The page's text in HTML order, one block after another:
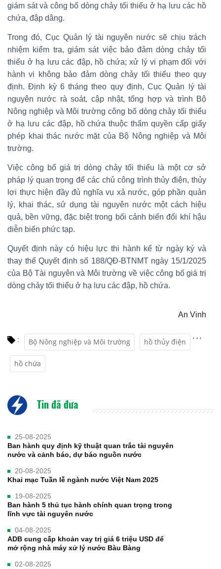
giám sát và công bố dòng chảy tối thiểu ở hạ lưu các hồ
chứa, đập dâng.
Trong đó, Cục Quản lý tài nguyên nước sẽ chịu trách
nhiệm kiểm tra, giám sát việc bảo đảm dòng chảy tối
thiểu ở hạ lưu các đập, hồ chứa; xử lý vi phạm đối với
hành vi không bảo đảm dòng chảy tối thiểu theo quy
định. Định kỳ 6 tháng theo quy định, Cục Quản lý tài
nguyên nước rà soát, cập nhật, tổng hợp và trình Bộ
Nông nghiệp và Môi trường công bố dòng chảy tối thiểu
ở hạ lưu các đập, hồ chứa thuộc thẩm quyền cấp giấy
phép khai thác nước mặt của Bộ Nông nghiệp và Môi
trường.
Việc công bố giá trị dòng chảy tối thiểu là một cơ sở
pháp lý quan trọng để các chủ công trình thủy điện, thủy
lợi thực hiện đầy đủ nghĩa vụ xả nước, góp phần quản
lý, khai thác, sử dụng tài nguyên nước một cách hiệu
quả, bền vững, đặc biệt trong bối cảnh biến đổi khí hậu
diễn biến phức tạp.
Quyết định này có hiệu lực thi hành kể từ ngày ký và
thay thế Quyết định số 188/QĐ-BTNMT ngày 15/1/2025
của Bộ Tài nguyên và Môi trường về việc công bố giá trị
dòng chảy tối thiểu ở hạ lưu các đập, hồ chứa.
An Vinh
: Bộ Nông nghiệp và Môi trường
,
hồ thủy điện
,
hồ chứa
,
Tin đã đưa
25-08-2025
Ban hành quy định kỹ thuật quan trắc tài nguyên
nước và cảnh báo, dự báo nguồn nước
20-08-2025
Khai mạc Tuần lễ ngành nước Việt Nam 2025
19-08-2025
Ban hành 5 thủ tục hành chính quan trọng trong
lĩnh vực tài nguyên nước
04-08-2025
ADB cung cấp khoản vay trị giá 6 triệu USD để
mở rộng nhà máy xử lý nước Bàu Bàng
02-08-2025